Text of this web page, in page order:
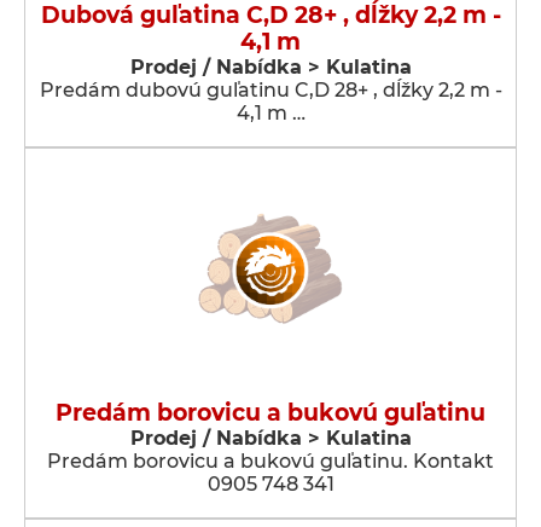
Dubová guľatina C,D 28+ , dĺžky 2,2 m -
4,1 m
Prodej / Nabídka > Kulatina
Predám dubovú guľatinu C,D 28+ , dĺžky 2,2 m -
4,1 m …
Predám borovicu a bukovú guľatinu
Prodej / Nabídka > Kulatina
Predám borovicu a bukovú guľatinu. Kontakt
0905 748 341